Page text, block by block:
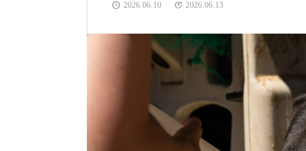
2026.06.10 2026.06.13